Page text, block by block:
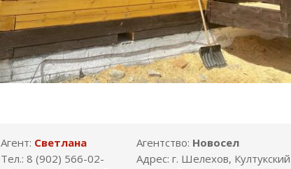
Агент: Светлана
Тел.: 8 (902) 566-02-
Агентство: Новосел
Адрес: г. Шелехов, Култукский